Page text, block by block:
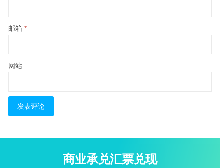
邮箱 *
网站
商业承兑汇票兑现